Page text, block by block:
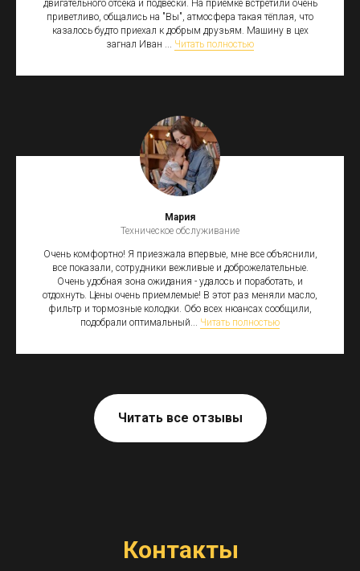
двигательного отсека и подвески. На приёмке встретили очень
приветливо, общались на "Вы", атмосфера такая тёплая, что
казалось будто приехал к добрым друзьям. Машину в цех
загнал Иван ... Читать полностью
Мария
Техническое обслуживание
Очень комфортно! Я приезжала впервые, мне все объяснили,
все показали, сотрудники вежливые и доброжелательные.
Очень удобная зона ожидания - удалось и поработать, и
отдохнуть. Цены очень приемлемые! В этот раз меняли масло,
фильтр и тормозные колодки. Обо всех нюансах сообщили,
подобрали оптимальный... Читать полностью
Читать все отзывы
Контакты